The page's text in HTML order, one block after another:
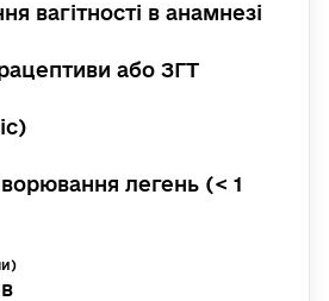
вагітності в анамнезі
або ЗГТ
легень (< 1